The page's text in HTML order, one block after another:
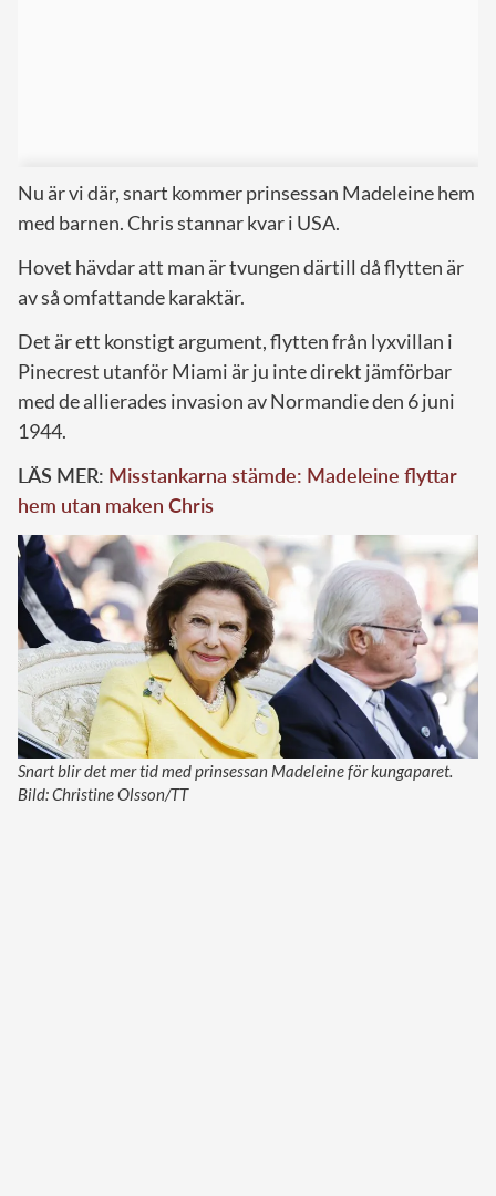
Nu är vi där, snart kommer prinsessan Madeleine hem
med barnen. Chris stannar kvar i USA.
Hovet hävdar att man är tvungen därtill då flytten är
av så omfattande karaktär.
Det är ett konstigt argument, flytten från lyxvillan i
Pinecrest utanför Miami är ju inte direkt jämförbar
med de allierades invasion av Normandie den 6 juni
1944.
LÄS MER: Misstankarna stämde: Madeleine flyttar
hem utan maken Chris
Snart blir det mer tid med prinsessan Madeleine för kungaparet.
Bild: Christine Olsson/TT